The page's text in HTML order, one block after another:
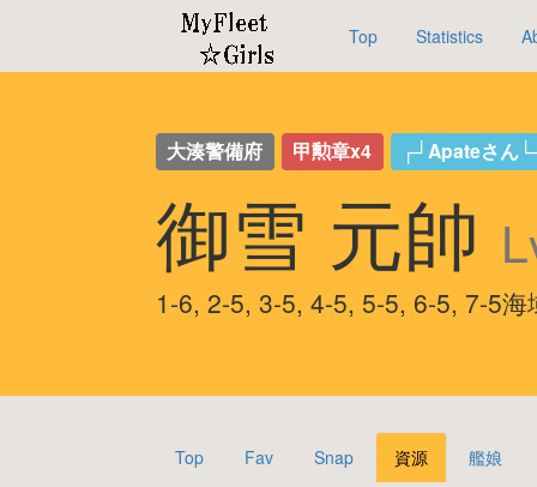
Top Statistics
大湊警備府 甲勲章x4 ┌┘Apateさん
御雪 元帥
1-6, 2-5, 3-5, 4-5, 5-5, 6-5, 7-5海
Top Fav Snap 資源 艦娘